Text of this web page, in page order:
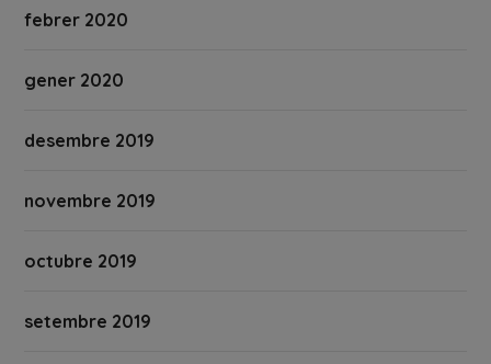
febrer 2020
gener 2020
desembre 2019
novembre 2019
octubre 2019
setembre 2019